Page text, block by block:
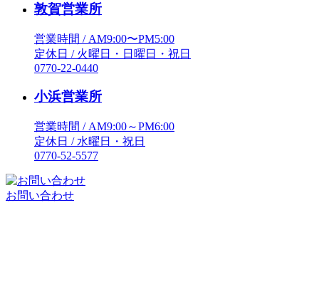
敦賀営業所
営業時間 / AM9:00〜PM5:00
定休日 / 火曜日・日曜日・祝日
0770-22-0440
小浜営業所
営業時間 / AM9:00～PM6:00
定休日 / 水曜日・祝日
0770-52-5577
お問い合わせ